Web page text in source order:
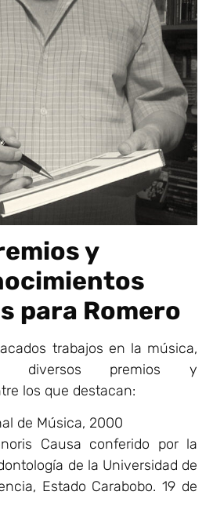
y
para Romero
trabajos en la música,
diversos premios y
los que destacan:
de Música, 2000
Causa conferido por la
de la Universidad de
Estado Carabobo. 19 de